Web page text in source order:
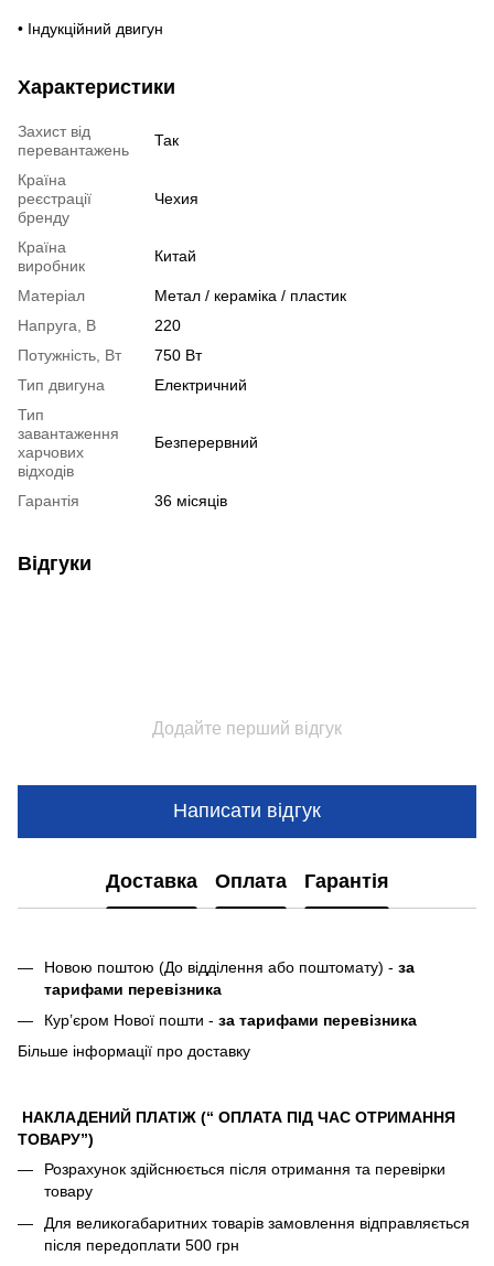
• Індукційний двигун
Характеристики
Захист від
перевантажень
Так
Країна
реєстрації
бренду
Чехия
Країна
виробник
Китай
Матеріал
Метал / кераміка / пластик
Напруга, В
220
Потужність, Вт
750 Вт
Тип двигуна
Електричний
Тип
завантаження
харчових
відходів
Безперервний
Гарантія 36 місяців
Відгуки
Додайте перший відгук
Написати відгук
Доставка Оплата Гарантія
Новою поштою (До відділення або поштомату) - за
тарифами перевізника
Кур’єром Нової пошти - за тарифами перевізника
Більше інформації про доставку
НАКЛАДЕНИЙ ПЛАТІЖ (“ ОПЛАТА ПІД ЧАС ОТРИМАННЯ
ТОВАРУ”)
Розрахунок здійснюється після отримання та перевірки
товару
Для великогабаритних товарів замовлення відправляється
після передоплати 500 грн